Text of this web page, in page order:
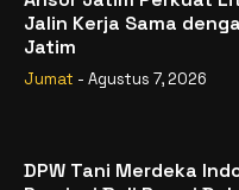
Jalin Kerja Sama
Jatim
Jumat - Agustus 7, 2026
DPW Tani Merdeka